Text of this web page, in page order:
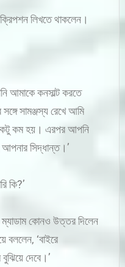
লিখতে থাকলেন।
আমাকে কনসাল্ট করতে
সামঞ্জস্য রেখে আমি
একটু কম হয়। এরপর আপনি
সিদ্ধান্ত।’
কি?’
ম্যাডাম কোনও উত্তর দিলেন
বললেন, ‘বাইরে
দেবে।’